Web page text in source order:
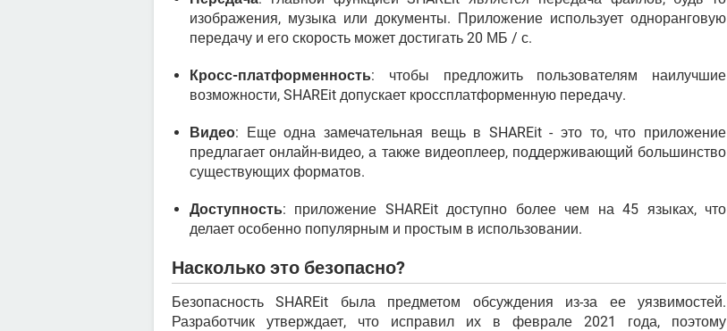
изображения, музыка или документы. Приложение использует одноранговую
передачу и его скорость может достигать 20 МБ / с.
Кросс-платформенность: чтобы предложить пользователям наилучшие
возможности, SHAREit допускает кроссплатформенную передачу.
Видео: Еще одна замечательная вещь в SHAREit - это то, что приложение
предлагает онлайн-видео, а также видеоплеер, поддерживающий большинство
существующих форматов.
Доступность: приложение SHAREit доступно более чем на 45 языках, что
делает особенно популярным и простым в использовании.
Насколько это безопасно?
Безопасность SHAREit была предметом обсуждения из-за ее уязвимостей.
Разработчик утверждает, что исправил их в феврале 2021 года, поэтому